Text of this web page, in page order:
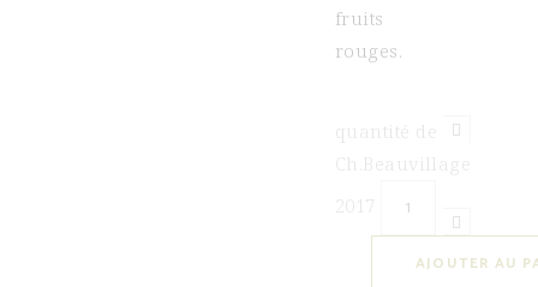
fruits
rouges.
quantité de
Ch.Beauvillage
2017
AJOUTER AU